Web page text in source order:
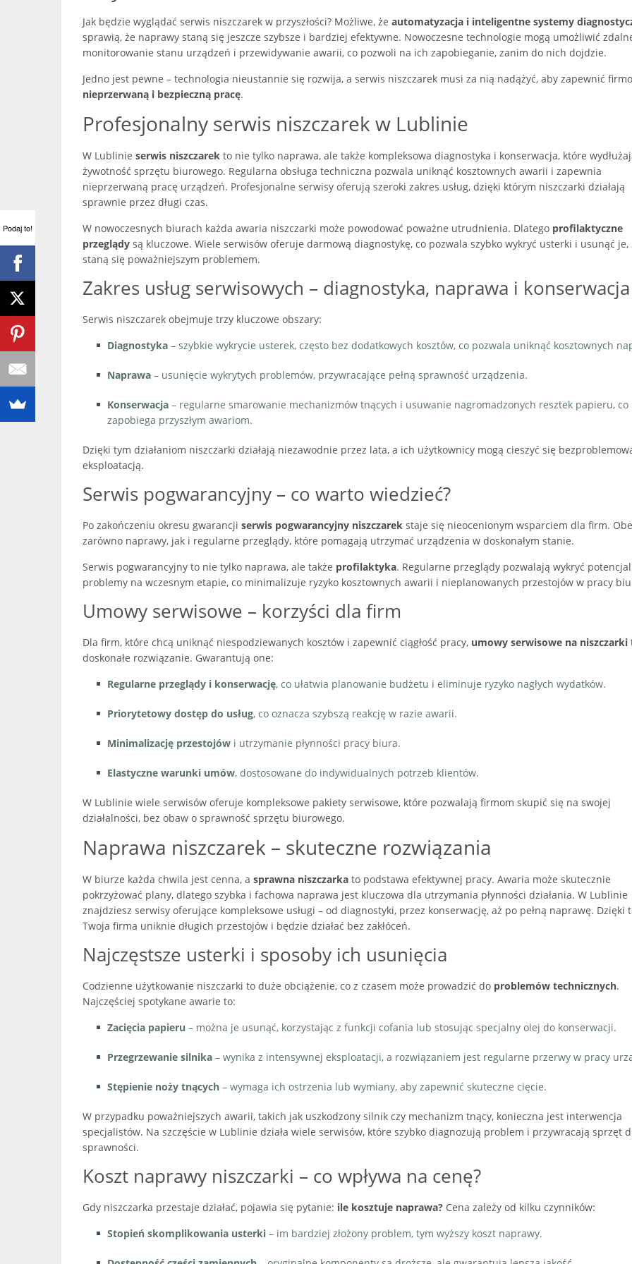
Jak będzie wyglądać serwis niszczarek w przyszłości? Możliwe, że automatyzacja i inteligentne systemy
sprawią, że naprawy staną się jeszcze szybsze i bardziej efektywne. Nowoczesne technologie mogą umożliwić
monitorowanie stanu urządzeń i przewidywanie awarii, co pozwoli na ich zapobieganie, zanim do nich dojdzie.
Jedno jest pewne – technologia nieustannie się rozwija, a serwis niszczarek musi za nią nadążyć, aby zapewnić
nieprzerwaną i bezpieczną pracę.
Profesjonalny serwis niszczarek w Lublinie
W Lublinie serwis niszczarek to nie tylko naprawa, ale także kompleksowa diagnostyka i konserwacja, które
żywotność sprzętu biurowego. Regularna obsługa techniczna pozwala uniknąć kosztownych awarii i zapewnia
nieprzerwaną pracę urządzeń. Profesjonalne serwisy oferują szeroki zakres usług, dzięki którym niszczarki działają
sprawnie przez długi czas.
W nowoczesnych biurach każda awaria niszczarki może powodować poważne utrudnienia. Dlatego profilaktyczne
przeglądy są kluczowe. Wiele serwisów oferuje darmową diagnostykę, co pozwala szybko wykryć usterki i usunąć je,
staną się poważniejszym problemem.
Zakres usług serwisowych – diagnostyka, naprawa i konserwacja
Serwis niszczarek obejmuje trzy kluczowe obszary:
Diagnostyka – szybkie wykrycie usterek, często bez dodatkowych kosztów, co pozwala uniknąć kosztownych
Naprawa – usunięcie wykrytych problemów, przywracające pełną sprawność urządzenia.
Konserwacja – regularne smarowanie mechanizmów tnących i usuwanie nagromadzonych resztek papieru, co
zapobiega przyszłym awariom.
Dzięki tym działaniom niszczarki działają niezawodnie przez lata, a ich użytkownicy mogą cieszyć się
eksploatacją.
Serwis pogwarancyjny – co warto wiedzieć?
Po zakończeniu okresu gwarancji serwis pogwarancyjny niszczarek staje się nieocenionym wsparciem dla firm.
zarówno naprawy, jak i regularne przeglądy, które pomagają utrzymać urządzenia w doskonałym stanie.
Serwis pogwarancyjny to nie tylko naprawa, ale także profilaktyka. Regularne przeglądy pozwalają wykryć
problemy na wczesnym etapie, co minimalizuje ryzyko kosztownych awarii i nieplanowanych przestojów w pracy
Umowy serwisowe – korzyści dla firm
Dla firm, które chcą uniknąć niespodziewanych kosztów i zapewnić ciągłość pracy, umowy serwisowe na niszczarki
doskonałe rozwiązanie. Gwarantują one:
Regularne przeglądy i konserwację, co ułatwia planowanie budżetu i eliminuje ryzyko nagłych wydatków.
Priorytetowy dostęp do usług, co oznacza szybszą reakcję w razie awarii.
Minimalizację przestojów i utrzymanie płynności pracy biura.
Elastyczne warunki umów, dostosowane do indywidualnych potrzeb klientów.
W Lublinie wiele serwisów oferuje kompleksowe pakiety serwisowe, które pozwalają firmom skupić się na swojej
działalności, bez obaw o sprawność sprzętu biurowego.
Naprawa niszczarek – skuteczne rozwiązania
W biurze każda chwila jest cenna, a sprawna niszczarka to podstawa efektywnej pracy. Awaria może skutecznie
pokrzyżować plany, dlatego szybka i fachowa naprawa jest kluczowa dla utrzymania płynności działania. W Lublinie
znajdziesz serwisy oferujące kompleksowe usługi – od diagnostyki, przez konserwację, aż po pełną naprawę. Dzięki
Twoja firma uniknie długich przestojów i będzie działać bez zakłóceń.
Najczęstsze usterki i sposoby ich usunięcia
Codzienne użytkowanie niszczarki to duże obciążenie, co z czasem może prowadzić do problemów technicznych.
Najczęściej spotykane awarie to:
Zacięcia papieru – można je usunąć, korzystając z funkcji cofania lub stosując specjalny olej do konserwacji.
Przegrzewanie silnika – wynika z intensywnej eksploatacji, a rozwiązaniem jest regularne przerwy w pracy
Stępienie noży tnących – wymaga ich ostrzenia lub wymiany, aby zapewnić skuteczne cięcie.
W przypadku poważniejszych awarii, takich jak uszkodzony silnik czy mechanizm tnący, konieczna jest interwencja
specjalistów. Na szczęście w Lublinie działa wiele serwisów, które szybko diagnozują problem i przywracają sprzęt
sprawności.
Koszt naprawy niszczarki – co wpływa na cenę?
Gdy niszczarka przestaje działać, pojawia się pytanie: ile kosztuje naprawa? Cena zależy od kilku czynników:
Stopień skomplikowania usterki – im bardziej złożony problem, tym wyższy koszt naprawy.
Podaj to!